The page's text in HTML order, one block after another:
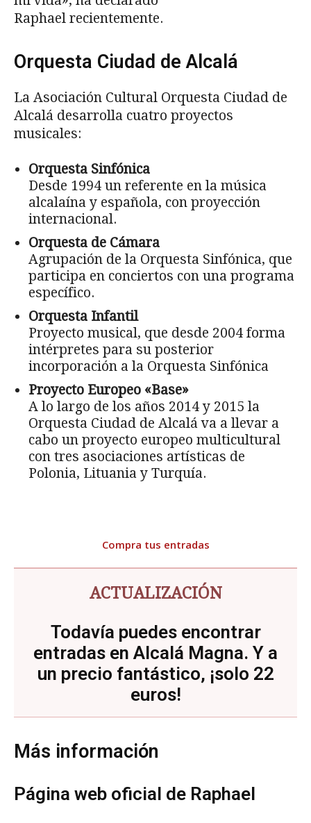
Raphael recientemente.
Orquesta Ciudad de Alcalá
La Asociación Cultural Orquesta Ciudad de
Alcalá desarrolla cuatro proyectos
musicales:
Orquesta Sinfónica
Desde 1994 un referente en la música
alcalaína y española, con proyección
internacional.
Orquesta de Cámara
Agrupación de la Orquesta Sinfónica, que
participa en conciertos con una programa
específico.
Orquesta Infantil
Proyecto musical, que desde 2004 forma
intérpretes para su posterior
incorporación a la Orquesta Sinfónica
Proyecto Europeo «Base»
A lo largo de los años 2014 y 2015 la
Orquesta Ciudad de Alcalá va a llevar a
cabo un proyecto europeo multicultural
con tres asociaciones artísticas de
Polonia, Lituania y Turquía.
Compra tus entradas
ACTUALIZACIÓN
Todavía puedes encontrar
entradas en Alcalá Magna. Y a
un precio fantástico, ¡solo 22
euros!
Más información
Página web oficial de Raphael